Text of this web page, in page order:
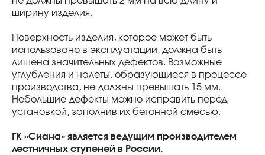
ширину изделия.
Поверхность изделия, которое может быть
использовано в эксплуатации, должна быть
лишена значительных дефектов. Возможные
углубления и налеты, образующиеся в процессе
производства, не должны превышать 15 мм.
Небольшие дефекты можно исправить перед
установкой, заполнив их бетонной смесью.
ГК «Сиана» является ведущим производителем
лестничных ступеней в России.